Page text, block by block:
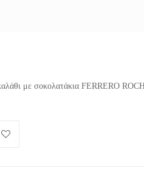
με σοκολατάκια FERRERO